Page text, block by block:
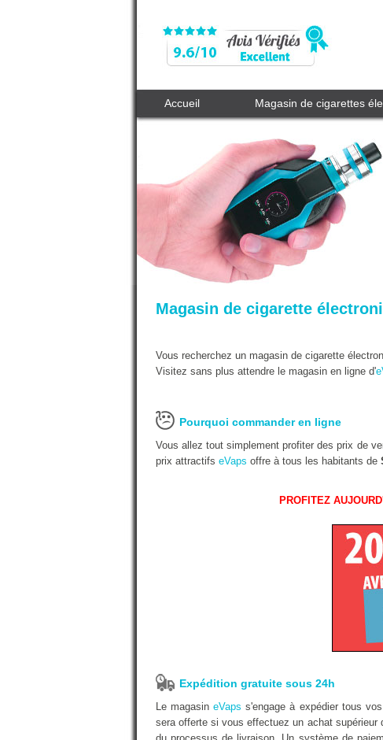
Accueil Magasin de cigarettes
Magasin de cigarette
Vous recherchez un magasin de cigarette
Visitez sans plus attendre le magasin en ligne d'
Pourquoi commander en ligne
Vous allez tout simplement profiter des prix de
prix attractifs eVaps offre à tous les habitants de
PROFITEZ
Expédition gratuite sous 24h
Le magasin eVaps s'engage à expédier tous
sera offerte si vous effectuez un achat supérieur